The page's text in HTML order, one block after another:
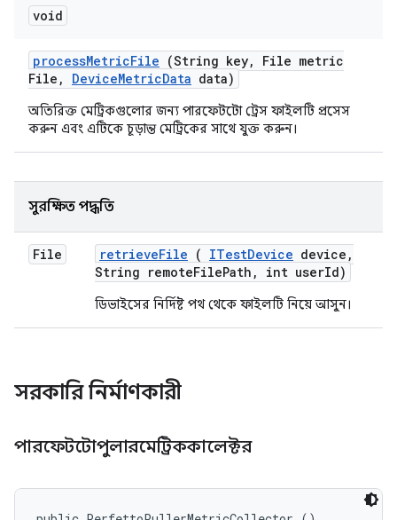
void
processMetricFile (String key,
File metric
File , DeviceMetricData data)
অতিরিক্ত মেট্রিকগুলোর জন্য পারফেটটো ট্রেস ফাইলটি প্রসেস
করুন এবং এটিকে চূড়ান্ত মেট্রিকের সাথে যুক্ত করুন।
সুরক্ষিত পদ্ধতি
File retrieveFile ( ITestDevice device ,
String remoteFilePath , int userId)
ডিভাইসের নির্দিষ্ট পথ থেকে ফাইলটি নিয়ে আসুন।
সরকারি নির্মাণকারী
পারফেটটোপুলারমেট্রিককালেক্টর